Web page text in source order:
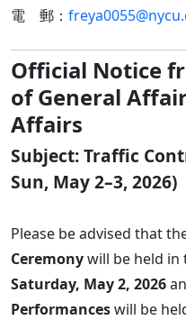
電 郵：
Official Notice
of General
Affairs
Subject: Traffic
Sun, May 2–3, 2026)
Please be advised that
Ceremonywill be held in
Saturday, May 2, 2026
Performanceswill be